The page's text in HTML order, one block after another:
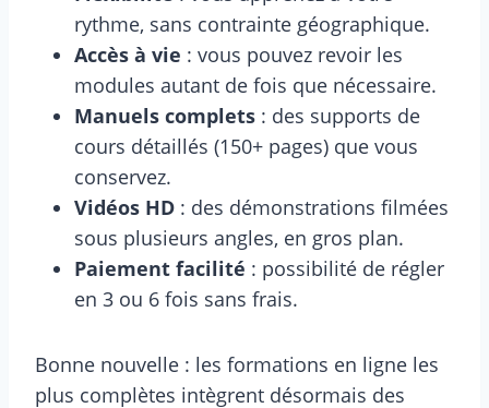
rythme, sans contrainte géographique.
Accès à vie : vous pouvez revoir les
modules autant de fois que nécessaire.
Manuels complets : des supports de
cours détaillés (150+ pages) que vous
conservez.
Vidéos HD : des démonstrations filmées
sous plusieurs angles, en gros plan.
Paiement facilité : possibilité de régler
en 3 ou 6 fois sans frais.
Bonne nouvelle : les formations en ligne les
plus complètes intègrent désormais des